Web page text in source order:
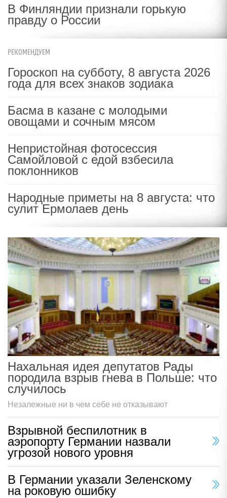
В Финляндии признали горькую
правду о России
РЕКОМЕНДУЕМ
Гороскоп на субботу, 8 августа 2026
года для всех знаков зодиака
Басма в казане с молодыми
овощами и сочным мясом
Непристойная фотосессия
Самойловой с едой взбесила
поклонников
Народные приметы на 8 августа: что
сулит Ермолаев день
Нахальная идея депутатов Рады
породила взрыв гнева в Польше: что
случилось
Незалежные ни в чем себе не отказывают
Взрывной беспилотник в
аэропорту Германии назвали
угрозой нового уровня
В Германии указали Зеленскому
на роковую ошибку